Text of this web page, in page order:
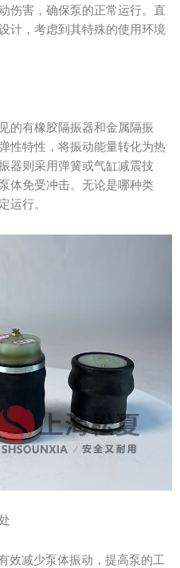
伤害，确保泵的正常运行。直
计，考虑到其特殊的使用环境
的有橡胶隔振器和金属隔振
性特性，将振动能量转化为热
器则采用弹簧或气缸减震技
体免受冲击。无论是哪种类
运行。
效减少泵体振动，提高泵的工